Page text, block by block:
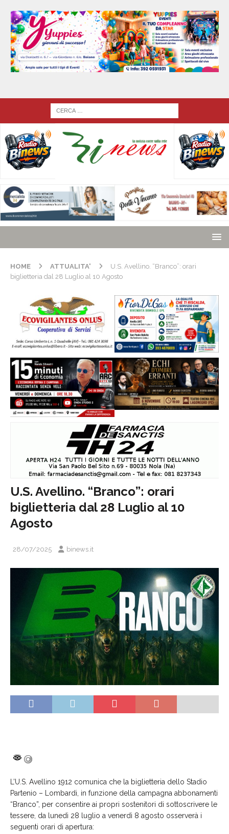
HOME ATTUALITA'
U.S. Avellino. “Branco”: orari
biglietteria dal 28 Luglio al 10 Agosto
U.S. Avellino. “Branco”: orari
biglietteria dal 28 Luglio al 10
Agosto
28/07/2025 binews.it
L’U.S. Avellino 1912 comunica che la biglietteria dello Stadio
Partenio – Lombardi, in funzione della campagna abbonamenti
“Branco”, per consentire ai propri sostenitori di sottoscrivere le
tessere, da lunedì 28 luglio a venerdì 8 agosto osserverà i
seguenti orari di apertura: